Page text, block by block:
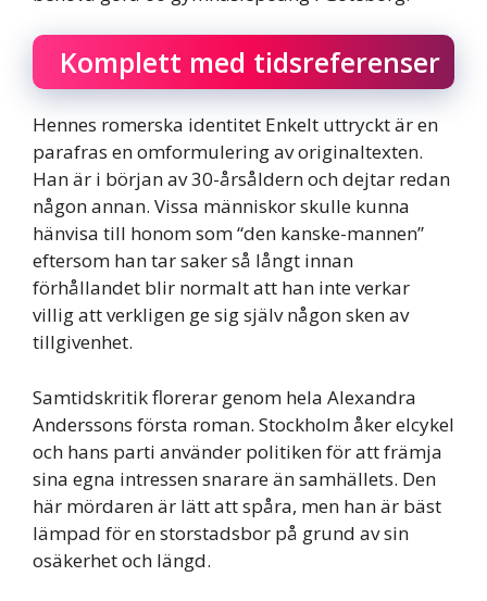
Komplett med tidsreferenser
Hennes romerska identitet Enkelt uttryckt är en
parafras en omformulering av originaltexten.
Han är i början av 30-årsåldern och dejtar redan
någon annan. Vissa människor skulle kunna
hänvisa till honom som “den kanske-mannen”
eftersom han tar saker så långt innan
förhållandet blir normalt att han inte verkar
villig att verkligen ge sig själv någon sken av
tillgivenhet.
Samtidskritik florerar genom hela Alexandra
Anderssons första roman. Stockholm åker elcykel
och hans parti använder politiken för att främja
sina egna intressen snarare än samhällets. Den
här mördaren är lätt att spåra, men han är bäst
lämpad för en storstadsbor på grund av sin
osäkerhet och längd.